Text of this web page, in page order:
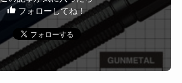
フォローしてね！